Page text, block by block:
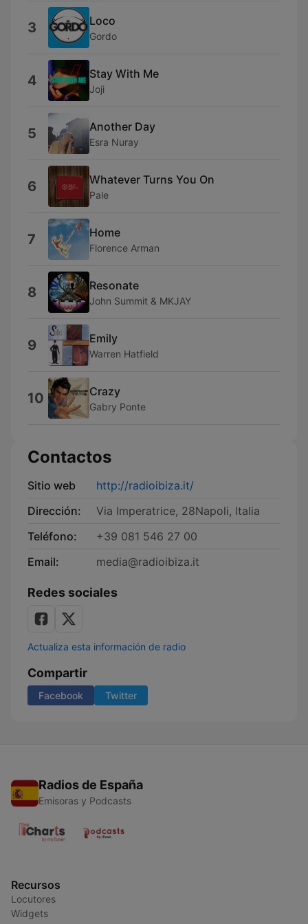
3 Loco
Gordo
4 Stay With Me
Joji
5 Another Day
Esra Nuray
6 Whatever Turns You On
Pale
7 Home
Florence Arman
8 Resonate
John Summit & MKJAY
9 Emily
Warren Hatfield
10 Crazy
Gabry Ponte
Contactos
Sitio web
http://radioibiza.it/
Dirección:
Via Imperatrice, 28Napoli, Italia
Teléfono:
+39 081 546 27 00
Email:
media@radioibiza.it
Redes sociales
Actualiza esta información de radio
Compartir
Facebook Twitter
Radios de España
Emisoras y Podcasts
Recursos
Locutores
Widgets